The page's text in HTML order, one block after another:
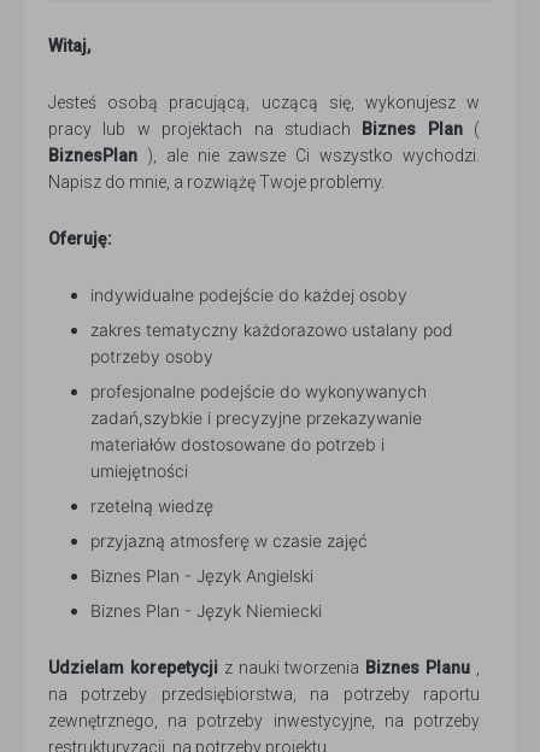
Witaj,
Jesteś osobą pracującą, uczącą się, wykonujesz w
pracy lub w projektach na studiach
Biznes Plan(
BiznesPlan ), ale nie zawsze Ci wszystko wychodzi.
Napisz do mnie, a rozwiążę Twoje problemy.
Oferuję:
indywidualne podejście do każdej osoby
zakres tematyczny każdorazowo ustalany pod
potrzeby osoby
profesjonalne podejście do wykonywanych
zadań,szybkie i precyzyjne przekazywanie
materiałów dostosowane do potrzeb i
umiejętności
rzetelną wiedzę
przyjazną atmosferę w czasie zajęć
Biznes Plan - Język Angielski
Biznes Plan - Język Niemiecki
Udzielam korepetycjiz nauki tworzenia Biznes Planu ,
na potrzeby przedsiębiorstwa, na potrzeby raportu
zewnętrznego, na potrzeby inwestycyjne, na potrzeby
restrukturyzacji, na potrzeby projektu.